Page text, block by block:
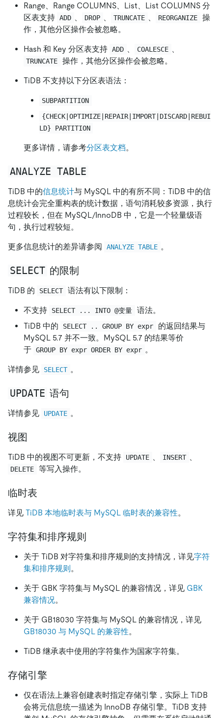
Range、Range COLUMNS、List、List COLUMNS 分
区表支持 ADD 、 DROP 、 TRUNCATE 、 REORGANIZE
操
作，其他分区操作会被忽略。
Hash 和 Key 分区表支持 ADD 、 COALESCE 、
TRUNCATE 操作，其他分区操作会被忽略。
TiDB 不支持以下分区表语法：
SUBPARTITION
{CHECK|OPTIMIZE|REPAIR|IMPORT|DISCARD|REBUI
LD} PARTITION
更多详情，请参考分区表文档。
ANALYZE TABLE
TiDB 中的信息统计与 MySQL 中的有所不同：TiDB 中的信
息统计会完全重构表的统计数据，语句消耗较多资源，执行
过程较长，但在 MySQL/InnoDB 中，它是一个轻量级语
句，执行过程较短。
更多信息统计的差异请参阅 ANALYZE TABLE 。
SELECT 的限制
TiDB 的 SELECT 语法有以下限制：
不支持 SELECT ... INTO @变量
语法。
TiDB 中的
SELECT .. GROUP BY expr
的返回结果与
MySQL 5.7 并不一致。MySQL 5.7 的结果等价
于 GROUP BY expr ORDER BY expr 。
详情参见 SELECT 。
UPDATE 语句
详情参见 UPDATE 。
视图
TiDB 中的视图不可更新，不支持 UPDATE 、 INSERT 、
DELETE 等写入操作。
临时表
详见 TiDB 本地临时表与 MySQL 临时表的兼容性。
字符集和排序规则
关于 TiDB 对字符集和排序规则的支持情况，详见字符
集和排序规则。
关于 GBK 字符集与 MySQL 的兼容情况，详见 GBK
兼容情况。
关于 GB18030 字符集与 MySQL 的兼容情况，详见
GB18030 与 MySQL 的兼容性。
TiDB 继承表中使用的字符集作为国家字符集。
存储引擎
仅在语法上兼容创建表时指定存储引擎，实际上 TiDB
会将元信息统一描述为 InnoDB 存储引擎。TiDB 支持